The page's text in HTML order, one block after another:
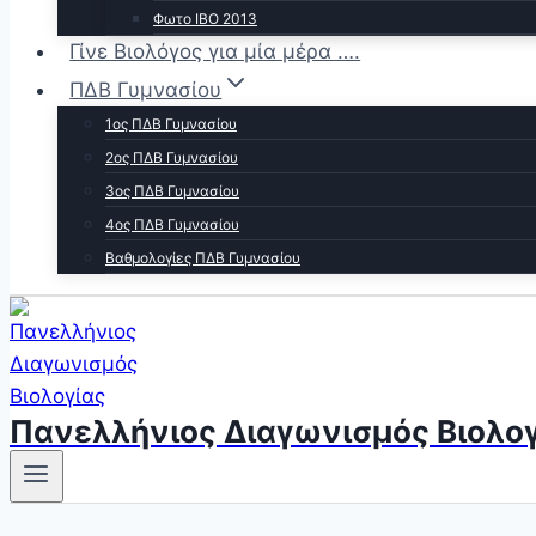
Φωτο ΙΒΟ 2013
Γίνε Βιολόγος για μία μέρα ….
ΠΔΒ Γυμνασίου
1ος ΠΔΒ Γυμνασίου
2ος ΠΔΒ Γυμνασίου
3ος ΠΔΒ Γυμνασίου
4ος ΠΔΒ Γυμνασίου
Βαθμολογίες ΠΔΒ Γυμνασίου
Πανελλήνιος Διαγωνισμός